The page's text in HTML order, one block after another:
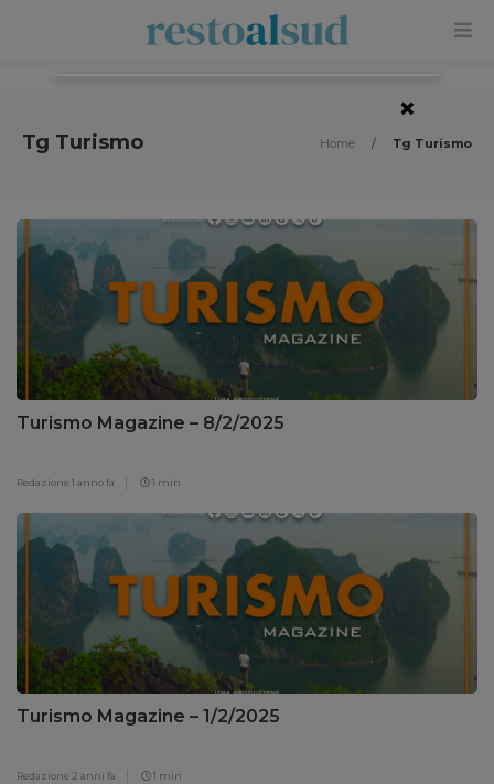
Tg Turismo Home / Tg Turismo
Turismo Magazine – 8/2/2025
Redazione1 anno fa 1 min
Turismo Magazine – 1/2/2025
Redazione 2 anni fa 1 min
×